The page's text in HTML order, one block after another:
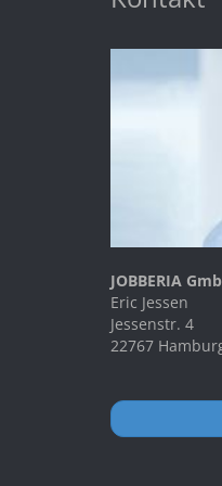
JOBBERIA
Eric Jessen
Jessenstr. 4
22767